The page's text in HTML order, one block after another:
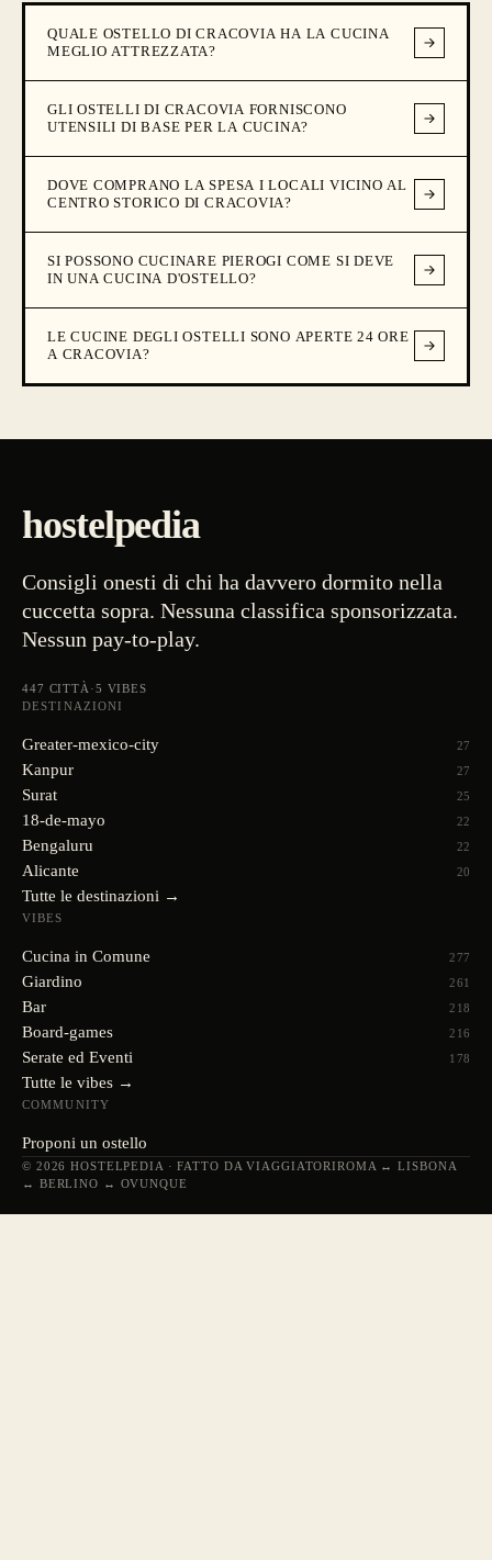
QUALE OSTELLO DI CRACOVIA HA LA CUCINA
MEGLIO ATTREZZATA?
GLI OSTELLI DI CRACOVIA FORNISCONO
UTENSILI DI BASE PER LA CUCINA?
DOVE COMPRANO LA SPESA I LOCALI VICINO AL
CENTRO STORICO DI CRACOVIA?
SI POSSONO CUCINARE PIEROGI COME SI DEVE
IN UNA CUCINA D'OSTELLO?
LE CUCINE DEGLI OSTELLI SONO APERTE 24 ORE
A CRACOVIA?
hostelpedia
Consigli onesti di chi ha davvero dormito nella
cuccetta sopra. Nessuna classifica sponsorizzata.
Nessun pay-to-play.
447 CITTÀ ·5 VIBES
DESTINAZIONI
Greater-mexico-city 27
Kanpur 27
Surat 25
18-de-mayo 22
Bengaluru 22
Alicante 20
Tutte le destinazioni →
VIBES
Cucina in Comune 277
Giardino 261
Bar 218
Board-games 216
Serate ed Eventi 178
Tutte le vibes →
COMMUNITY
Proponi un ostello
© 2026 HOSTELPEDIA · FATTO DA VIAGGIATORIROMA ↔ LISBONA
↔ BERLINO ↔ OVUNQUE